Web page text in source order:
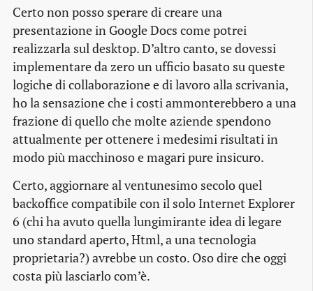
Certo non posso sperare di creare una
presentazione in Google Docs come potrei
realizzarla sul desktop. D’altro canto, se dovessi
implementare da zero un ufficio basato su queste
logiche di collaborazione e di lavoro alla scrivania,
ho la sensazione che i costi ammonterebbero a una
frazione di quello che molte aziende spendono
attualmente per ottenere i medesimi risultati in
modo più macchinoso e magari pure insicuro.
Certo, aggiornare al ventunesimo secolo quel
backoffice compatibile con il solo Internet Explorer
6 (chi ha avuto quella lungimirante idea di legare
uno standard aperto, Html, a una tecnologia
proprietaria?) avrebbe un costo. Oso dire che oggi
costa più lasciarlo com’è.